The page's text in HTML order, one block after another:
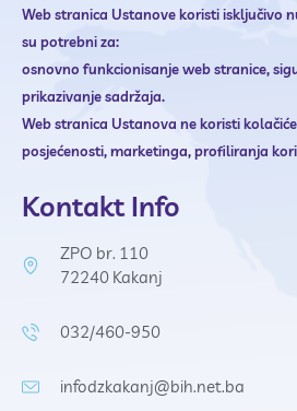
Web stranica Ustanovekoristi isključivo
su potrebni za:
osnovno funkcionisanje web stranice,
prikazivanje sadržaja.
Web stranica Ustanova nekoristi
posjećenosti,marketinga,profiliranja
Kontakt Info
ZPO br. 110
72240 Kakanj
032/460-950
infodzkakanj@bih.net.ba